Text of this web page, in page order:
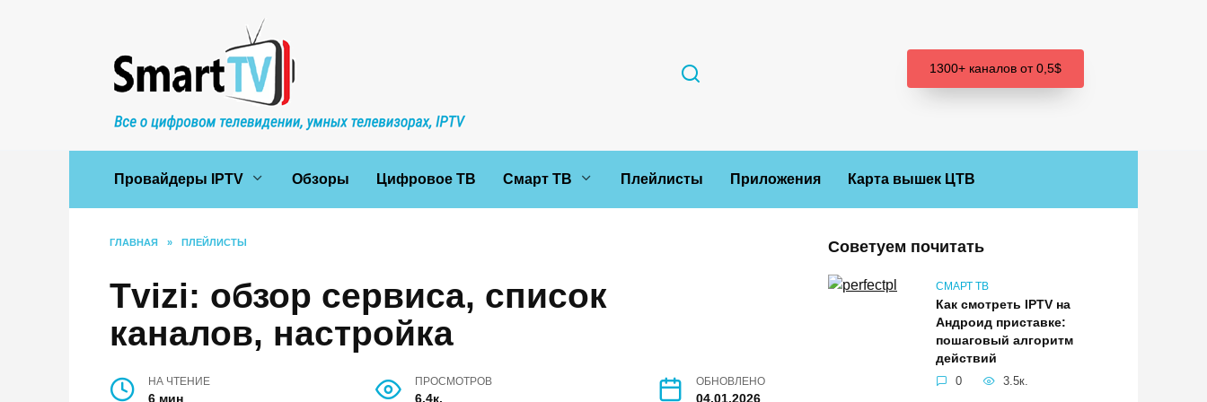
1300+ каналов от 0,5$
Провайдеры IPTV Обзоры Цифровое ТВ Смарт ТВ Плейлисты Приложения Карта вышек ЦТВ
ГЛАВНАЯ » ПЛЕЙЛИСТЫ
Tvizi: обзор сервиса, список
каналов, настройка
НА ЧТЕНИЕ
6 мин
ПРОСМОТРОВ
6.4к.
ОБНОВЛЕНО
04.01.2026
Советуем почитать
СМАРТ ТВ
Как смотреть IPTV на
Андроид приставке:
пошаговый алгоритм
действий
0 3.5к.